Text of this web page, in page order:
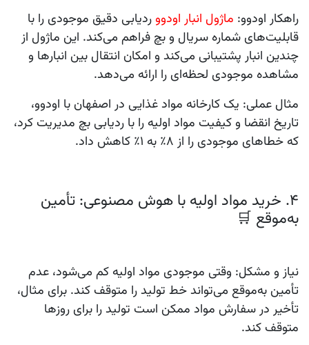
راهکار اودوو: ماژول انبار اودوو ردیابی دقیق موجودی را با
قابلیت‌های شماره سریال و بچ فراهم می‌کند. این ماژول از
چندین انبار پشتیبانی می‌کند و امکان انتقال بین انبارها و
مشاهده موجودی لحظه‌ای را ارائه می‌دهد.
مثال عملی: یک کارخانه مواد غذایی در اصفهان با اودوو،
تاریخ انقضا و کیفیت مواد اولیه را با ردیابی بچ مدیریت کرد،
که خطاهای موجودی را از 8٪ به 1٪ کاهش داد.
4. خرید مواد اولیه با هوش مصنوعی: تأمین
به‌موقع 🛒
نیاز و مشکل: وقتی موجودی مواد اولیه کم می‌شود، عدم
تأمین به‌موقع می‌تواند خط تولید را متوقف کند. برای مثال،
تأخیر در سفارش مواد ممکن است تولید را برای روزها
متوقف کند.